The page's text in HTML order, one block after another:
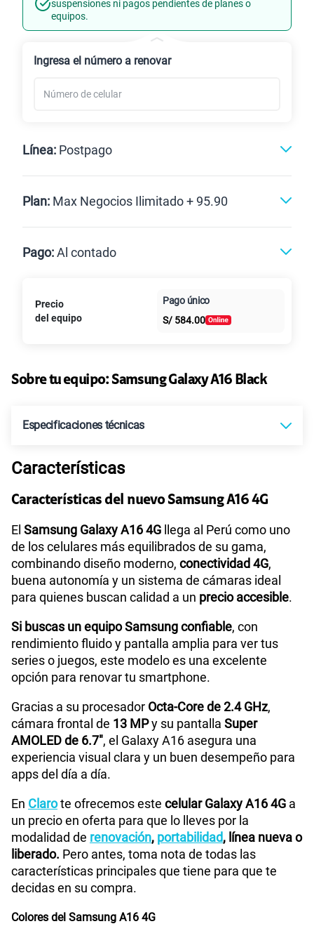
suspensiones ni pagos pendientes de planes o
equipos.
Ingresa el número a renovar
Línea: Postpago
Postpago
Plan: Max Negocios Ilimitado + 95.90
Paga solo
125GBen alta velocidad
S/
Paga solo S/ 95.90
Ver más planes
Pago:Al contado
Al contado Cuotas Claro
intereses
Precio
del equipo
Pago único
S/ 584.00
Sobre tu equipo: SamsungGalaxy A16 Black
Especificaciones técnicas
Tecnología de Pantalla
Sistema operativo Android U - Versión 14
Procesador Octa Core 2.4GHz,2GHz
Tamaño de Pantalla
WiFI
Peso
Si
Cámara de fotos Principal 50.0 MP + 5.0 MP + 2.0 MP
Características
Características del nuevo Samsung A16 4G
El Samsung Galaxy A16 4G llega al Perú como uno
de los celulares más equilibrados de su gama,
combinando diseño moderno, conectividad 4G,
buena autonomía y un sistema de cámaras ideal
para quienes buscan calidad a un precio accesible.
Si buscas un equipo Samsung confiable, con
rendimiento fluido y pantalla amplia para ver tus
series o juegos, este modelo es una excelente
opción para renovar tu smartphone.
Gracias a su procesador Octa-Core de 2.4 GHz,
cámara frontal de 13 MPy su pantalla Super
AMOLED de 6.7", el Galaxy A16 asegura una
experiencia visual clara y un buen desempeño para
apps del día a día.
En Clarote ofrecemos este celular Galaxy A16 4G a
un precio en oferta para que lo lleves por la
modalidad de renovación, portabilidad, línea nueva o
liberado. Pero antes, toma nota de todas las
características principales que tiene para que te
decidas en su compra.
Colores del Samsung A16 4G